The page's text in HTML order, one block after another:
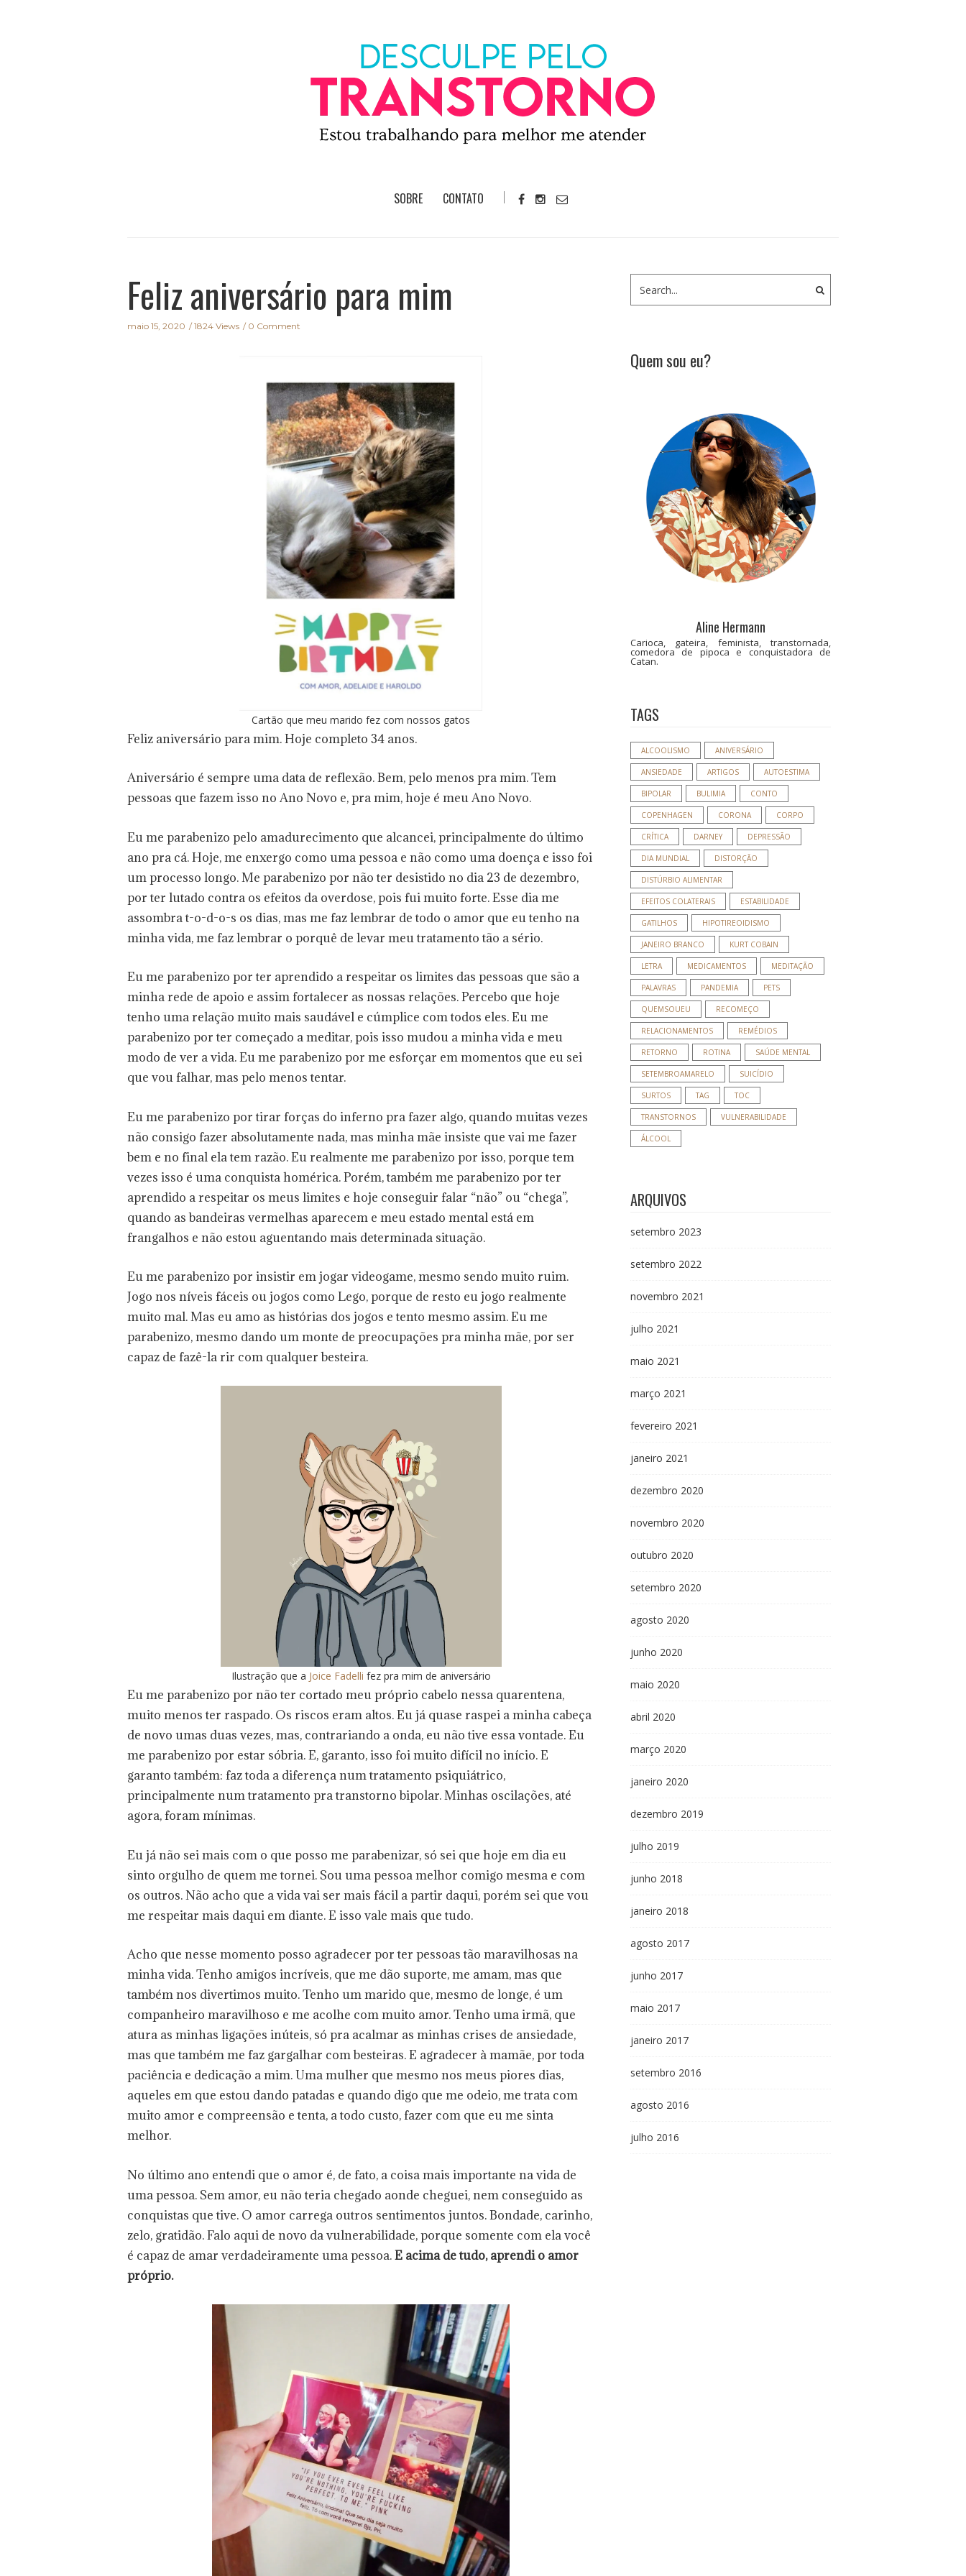
SOBRE CONTATO
Feliz aniversário para mim
maio 15, 2020 1824 Views 0 Comment
Cartão que meu marido fez com nossos gatos
Feliz aniversário para mim. Hoje completo 34 anos.
Aniversário é sempre uma data de reflexão. Bem, pelo menos pra mim. Tem
pessoas que fazem isso no Ano Novo e, pra mim, hoje é meu Ano Novo.
Eu me parabenizo pelo amadurecimento que alcancei, principalmente do último
ano pra cá. Hoje, me enxergo como uma pessoa e não como uma doença e isso foi
um processo longo. Me parabenizo por não ter desistido no dia 23 de dezembro,
por ter lutado contra os efeitos da overdose, pois fui muito forte. Esse dia me
assombra t-o-d-o-s os dias, mas me faz lembrar de todo o amor que eu tenho na
minha vida, me faz lembrar o porquê de levar meu tratamento tão a sério.
Eu me parabenizo por ter aprendido a respeitar os limites das pessoas que são a
minha rede de apoio e assim fortalecer as nossas relações. Percebo que hoje
tenho uma relação muito mais saudável e cúmplice com todos eles. Eu me
parabenizo por ter começado a meditar, pois isso mudou a minha vida e meu
modo de ver a vida. Eu me parabenizo por me esforçar em momentos que eu sei
que vou falhar, mas pelo menos tentar.
Eu me parabenizo por tirar forças do inferno pra fazer algo, quando muitas vezes
não consigo fazer absolutamente nada, mas minha mãe insiste que vai me fazer
bem e no final ela tem razão. Eu realmente me parabenizo por isso, porque tem
vezes isso é uma conquista homérica. Porém, também me parabenizo por ter
aprendido a respeitar os meus limites e hoje conseguir falar “não” ou “chega”,
quando as bandeiras vermelhas aparecem e meu estado mental está em
frangalhos e não estou aguentando mais determinada situação.
Eu me parabenizo por insistir em jogar videogame, mesmo sendo muito ruim.
Jogo nos níveis fáceis ou jogos como Lego, porque de resto eu jogo realmente
muito mal. Mas eu amo as histórias dos jogos e tento mesmo assim. Eu me
parabenizo, mesmo dando um monte de preocupações pra minha mãe, por ser
capaz de fazê-la rir com qualquer besteira.
Ilustração que a Joice Fadelli fez pra mim de aniversário
Eu me parabenizo por não ter cortado meu próprio cabelo nessa quarentena,
muito menos ter raspado. Os riscos eram altos. Eu já quase raspei a minha cabeça
de novo umas duas vezes, mas, contrariando a onda, eu não tive essa vontade. Eu
me parabenizo por estar sóbria. E, garanto, isso foi muito difícil no início. E
garanto também: faz toda a diferença num tratamento psiquiátrico,
principalmente num tratamento pra transtorno bipolar. Minhas oscilações, até
agora, foram mínimas.
Eu já não sei mais com o que posso me parabenizar, só sei que hoje em dia eu
sinto orgulho de quem me tornei. Sou uma pessoa melhor comigo mesma e com
os outros. Não acho que a vida vai ser mais fácil a partir daqui, porém sei que vou
me respeitar mais daqui em diante. E isso vale mais que tudo.
Acho que nesse momento posso agradecer por ter pessoas tão maravilhosas na
minha vida. Tenho amigos incríveis, que me dão suporte, me amam, mas que
também nos divertimos muito. Tenho um marido que, mesmo de longe, é um
companheiro maravilhoso e me acolhe com muito amor. Tenho uma irmã, que
atura as minhas ligações inúteis, só pra acalmar as minhas crises de ansiedade,
mas que também me faz gargalhar com besteiras. E agradecer à mamãe, por toda
paciência e dedicação a mim. Uma mulher que mesmo nos meus piores dias,
aqueles em que estou dando patadas e quando digo que me odeio, me trata com
muito amor e compreensão e tenta, a todo custo, fazer com que eu me sinta
melhor.
No último ano entendi que o amor é, de fato, a coisa mais importante na vida de
uma pessoa. Sem amor, eu não teria chegado aonde cheguei, nem conseguido as
conquistas que tive. O amor carrega outros sentimentos juntos. Bondade, carinho,
zelo, gratidão. Falo aqui de novo da vulnerabilidade, porque somente com ela você
é capaz de amar verdadeiramente uma pessoa.E acima de tudo, aprendi o amor
próprio.
Quem sou eu?
Aline Hermann
Carioca, gateira, feminista, transtornada,
comedora de pipoca e conquistadora de
Catan.
TAGS
ALCOOLISMO ANIVERSÁRIO
ANSIEDADE ARTIGOS AUTOESTIMA
BIPOLAR BULIMIA CONTO
COPENHAGEN CORONA CORPO
CRÍTICA DARNEY DEPRESSÃO
DIA MUNDIAL DISTORÇÃO
DISTÚRBIO ALIMENTAR
EFEITOS COLATERAIS ESTABILIDADE
GATILHOS HIPOTIREOIDISMO
JANEIRO BRANCO KURT COBAIN
LETRA MEDICAMENTOS MEDITAÇÃO
PALAVRAS PANDEMIA PETS
QUEMSOUEU RECOMEÇO
RELACIONAMENTOS REMÉDIOS
RETORNO ROTINA SAÚDE MENTAL
SETEMBROAMARELO SUICÍDIO
SURTOS TAG TOC
TRANSTORNOS VULNERABILIDADE
ÁLCOOL
ARQUIVOS
setembro 2023
setembro 2022
novembro 2021
julho 2021
maio 2021
março 2021
fevereiro 2021
janeiro 2021
dezembro 2020
novembro 2020
outubro 2020
setembro 2020
agosto 2020
junho 2020
maio 2020
abril 2020
março 2020
janeiro 2020
dezembro 2019
julho 2019
junho 2018
janeiro 2018
agosto 2017
junho 2017
maio 2017
janeiro 2017
setembro 2016
agosto 2016
julho 2016